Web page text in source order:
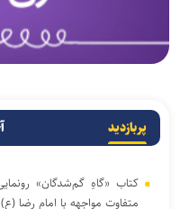
پربازدید
کتاب «گاهِ گم‌شدگان»
متفاوت مواجهه با امام رضا (ع)